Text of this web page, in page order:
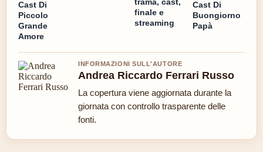
Cast Di
Piccolo
Grande
Amore
finale e
streaming
Cast Di
Buongiorno
Papà
INFORMAZIONI SULL'AUTORE
Andrea Riccardo Ferrari Russo
La copertura viene aggiornata durante la
giornata con controllo trasparente delle
fonti.